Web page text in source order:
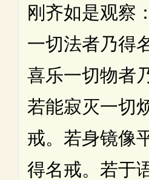
刚齐如是观察
一切法者乃得
喜乐一切物者
若能寂灭一切
戒。若身镜像
得名戒。若于